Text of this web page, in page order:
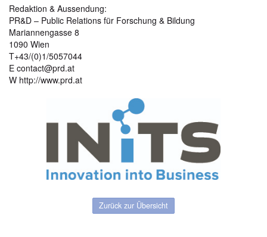
Redaktion & Aussendung:
PR&D – Public Relations für Forschung & Bildung
Mariannengasse 8
1090 Wien
T+43/(0)1/5057044
E contact@prd.at
W http://www.prd.at
Zurück zur Übersicht